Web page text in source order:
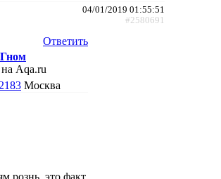
04/01/2019 01:55:51
#2580691
Ответить
Aqa.ru
2183 Москва
рознь, это факт.